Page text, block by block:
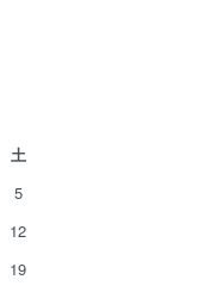
土
5
12
19